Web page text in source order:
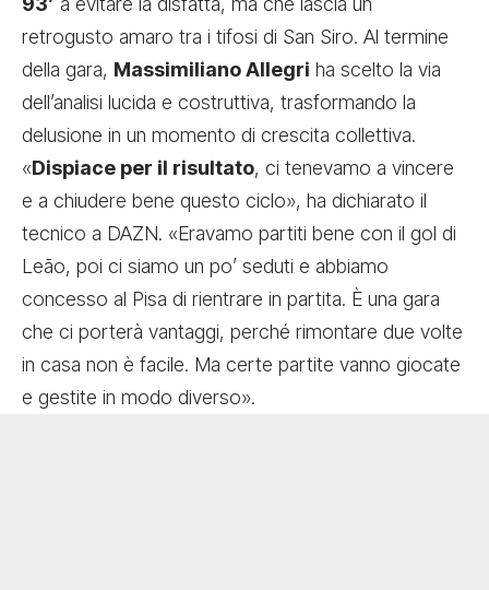
retrogusto amaro tra i tifosi di San Siro. Al termine
della gara, Massimiliano Allegri ha scelto la via
dell’analisi lucida e costruttiva, trasformando la
delusione in un momento di crescita collettiva.
«Dispiace per il risultato, ci tenevamo a vincere
e a chiudere bene questo ciclo», ha dichiarato il
tecnico a DAZN. «Eravamo partiti bene con il gol di
Leão, poi ci siamo un po’ seduti e abbiamo
concesso al Pisa di rientrare in partita. È una gara
che ci porterà vantaggi, perché rimontare due volte
in casa non è facile. Ma certe partite vanno giocate
e gestite in modo diverso».